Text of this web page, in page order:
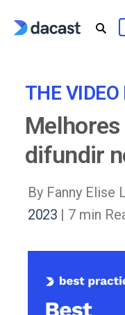
THE VIDEO
difundir
By Fanny Elise
2023 | 7 min